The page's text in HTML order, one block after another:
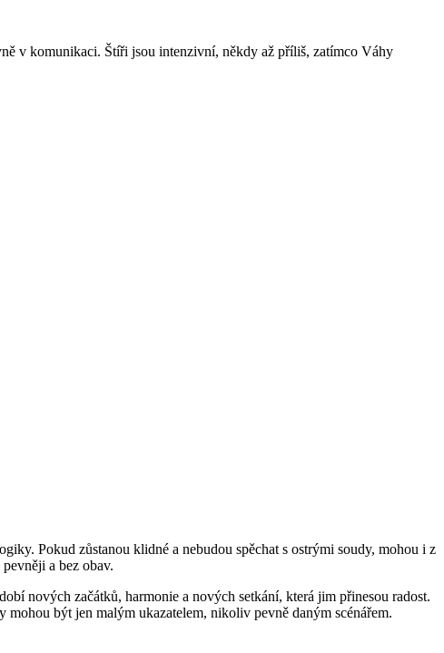
v komunikaci. Štíři jsou intenzivní, někdy až příliš, zatímco Váhy
Pokud zůstanou klidné a nebudou spěchat s ostrými soudy, mohou i z
a bez obav.
nových začátků, harmonie a nových setkání, která jim přinesou radost.
být jen malým ukazatelem, nikoliv pevně daným scénářem.